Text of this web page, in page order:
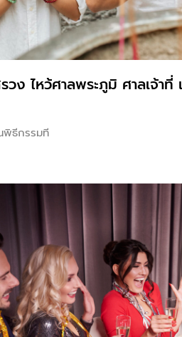
ง ไหว้ศาลพระภูมิ ศาลเจ้าที่
พิธีกรรมที